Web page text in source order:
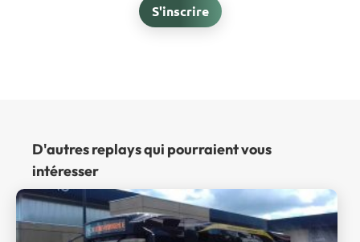
S'inscrire
D'autres replays qui pourraient vous
intéresser